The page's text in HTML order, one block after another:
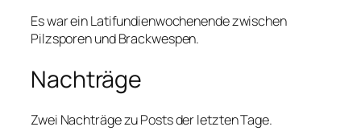
Es war ein Latifundienwochenende zwischen
Pilzsporen und Brackwespen.
Nachträge
Zwei Nachträge zu Posts der letzten Tage.